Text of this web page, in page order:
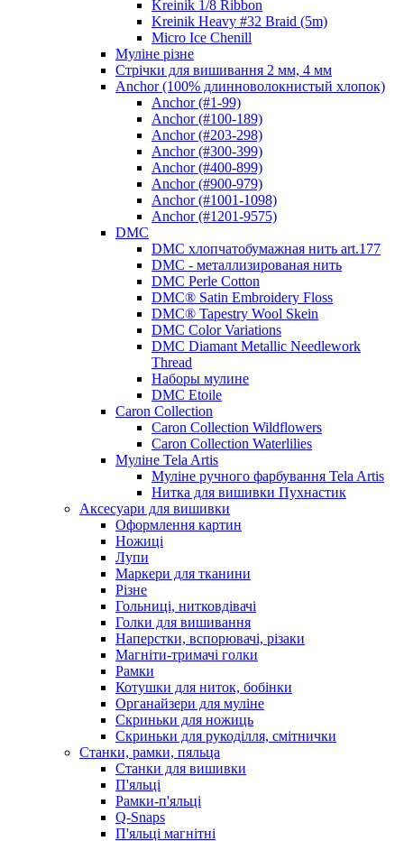
Kreinik 1/8 Ribbon
Kreinik Heavy #32 Braid (5m)
Micro Ice Chenill
Муліне різне
Стрічки для вишивання 2 мм, 4 мм
Anchor (100% длинноволокнистый хлопок)
Anchor (#1-99)
Anchor (#100-189)
Anchor (#203-298)
Anchor (#300-399)
Anchor (#400-899)
Anchor (#900-979)
Anchor (#1001-1098)
Anchor (#1201-9575)
DMC
DMC хлопчатобумажная нить art.177
DMC - металлизированая нить
DMC Perle Cotton
DMC® Satin Embroidery Floss
DMC® Tapestry Wool Skein
DMC Color Variations
DMC Diamant Metallic Needlework
Thread
Наборы мулине
DMC Etoile
Caron Collection
Caron Collection Wildflowers
Caron Collection Waterlilies
Муліне Tela Artis
Муліне ручного фарбування Tela Artis
Нитка для вишивки Пухнастик
Аксесуари для вишивки
Оформлення картин
Ножиці
Лупи
Маркери для тканини
Різне
Гольниці, нитковдівачі
Голки для вишивання
Наперстки, вспорювачі, різаки
Магніти-тримачі голки
Рамки
Котушки для ниток, бобінки
Органайзери для муліне
Скриньки для ножиць
Скриньки для рукоділля, смітнички
Станки, рамки, пяльца
Станки для вишивки
П'яльці
Рамки-п'яльці
Q-Snaps
П'яльці магнітні